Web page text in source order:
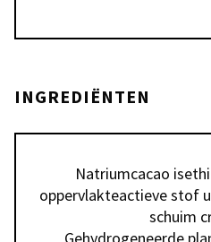
INGREDIËNTEN
Natriumcacao
oppervlakteactieve stof
schuim